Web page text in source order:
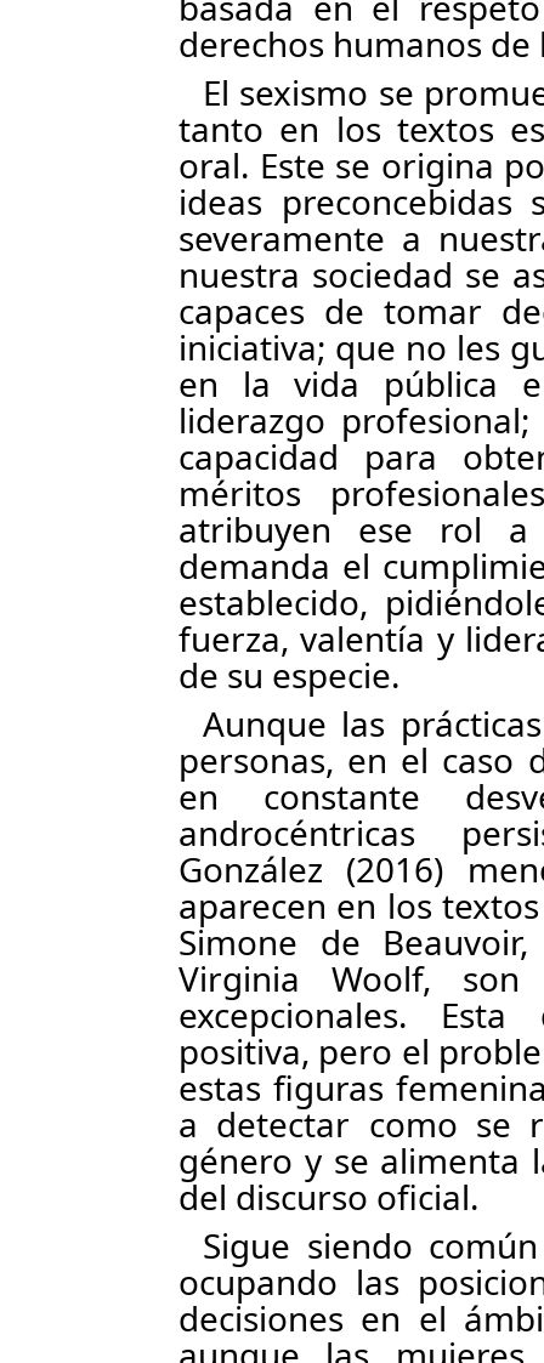
derechos humanos de
El sexismo se
tanto en los textos
oral. Este se origina
ideas
severamente a
nuestra sociedad se
capaces de tomar
iniciativa; que no les
en la vida pública
liderazgo
capacidad para
méritos
atribuyen ese rol
demanda el
establecido,
fuerza, valentía y
de su especie.
Aunque las
personas, en el caso
en constante
androcéntricas
González (2016)
aparecen en los
Simone de
Virginia Woolf, son
excepcionales.
positiva, pero el
estas figuras
a detectar como se
género y se alimenta
del discurso oficial.
Sigue siendo
ocupando las
decisiones en el